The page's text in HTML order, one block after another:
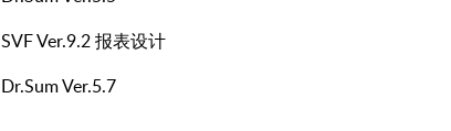
SVF Ver.9.2 报表设计
Dr.Sum Ver.5.7